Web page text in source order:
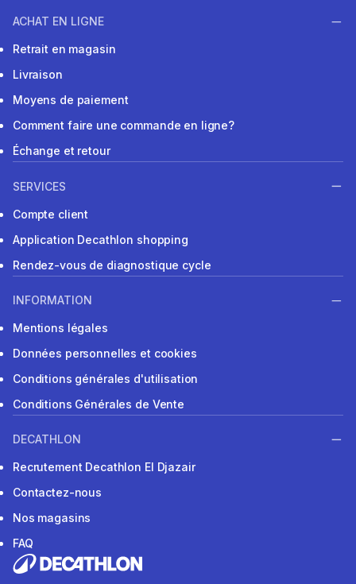
ACHAT EN LIGNE
Retrait en magasin
Livraison
Moyens de paiement
Comment faire une commande en ligne?
Échange et retour
SERVICES
Compte client
Application Decathlon shopping
Rendez-vous de diagnostique cycle
INFORMATION
Mentions légales
Données personnelles et cookies
Conditions générales d'utilisation
Conditions Générales de Vente
DECATHLON
Recrutement Decathlon El Djazair
Contactez-nous
Nos magasins
FAQ